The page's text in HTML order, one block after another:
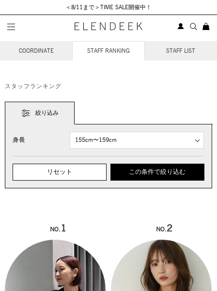
＜8/11まで＞TIME SALE開催中！
STAFF COORDINATE
COORDINATE STAFF RANKING STAFF LIST
スタッフランキング
絞り込み
身長
リセット この条件で絞り込む
NO.1 NO.2